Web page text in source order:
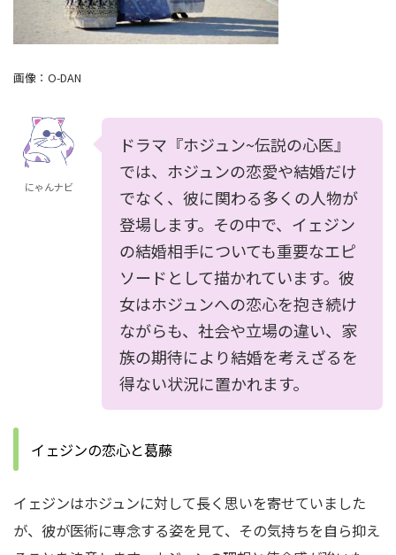
画像： O-DAN
にゃんナビ
ドラマ『ホジュン~伝説の心医』
では、ホジュンの恋愛や結婚だけ
でなく、彼に関わる多くの人物が
登場します。その中で、イェジン
の結婚相手についても重要なエピ
ソードとして描かれています。彼
女はホジュンへの恋心を抱き続け
ながらも、社会や立場の違い、家
族の期待により結婚を考えざるを
得ない状況に置かれます。
イェジンの恋心と葛藤
イェジンはホジュンに対して長く思いを寄せていました
が、彼が医術に専念する姿を見て、その気持ちを自ら抑え